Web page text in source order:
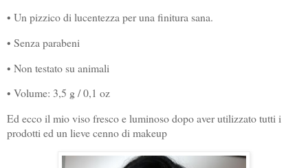
• Un pizzico di lucentezza per una finitura sana.
• Senza parabeni
• Non testato su animali
• Volume: 3,5 g / 0,1 oz
Ed ecco il mio viso fresco e luminoso dopo aver utilizzato tutti i
prodotti ed un lieve cenno di makeup